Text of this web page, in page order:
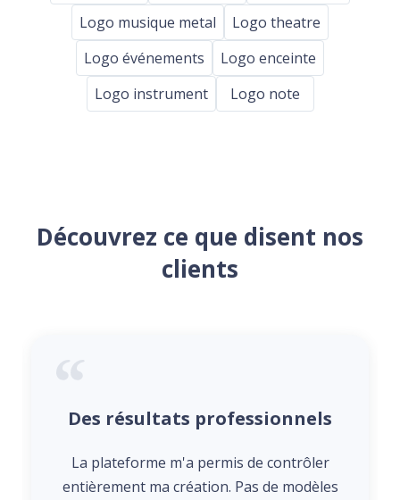
Logo musique metal
Logo theatre
Logo événements
Logo enceinte
Logo instrument
Logo note
Découvrez ce que disent nos
clients
Des résultats professionnels
La plateforme m'a permis de contrôler
entièrement ma création. Pas de modèles